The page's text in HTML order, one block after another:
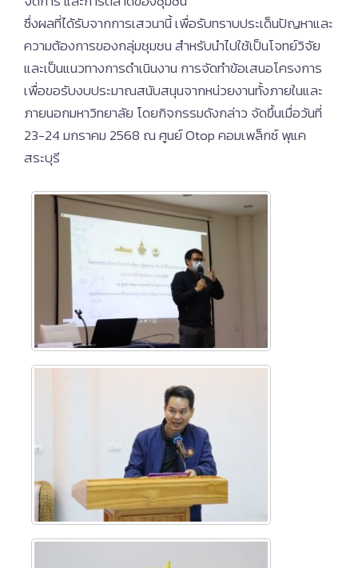
ซึ่งผลที่ได้รับจากการเสวนานี้ เพื่อรับทราบประเด็นปัญหาและ
ความต้องการของกลุ่มชุมชน สำหรับนำไปใช้เป็นโจทย์วิจัย
และเป็นแนวทางการดำเนินงาน การจัดทำข้อเสนอโครงการ
เพื่อขอรับงบประมาณสนับสนุนจากหน่วยงานทั้งภายในและ
ภายนอกมหาวิทยาลัย โดยกิจกรรมดังกล่าว จัดขึ้นเมื่อวันที่
23-24 มกราคม 2568 ณ ศูนย์ Otop คอมเพล็กซ์ พุแค
สระบุรี